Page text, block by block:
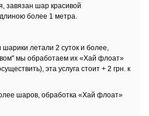
завязан шар красивой
более 1 метра.
летали 2 суток и более,
мы обработаем их «Хай флоат»
эта услуга стоит + 2 грн. к
шаров, обработка «Хай флоат»